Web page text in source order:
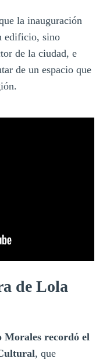
la inauguración
edificio, sino
de la ciudad, e
de un espacio que
de Lola
Morales recordó el
, que